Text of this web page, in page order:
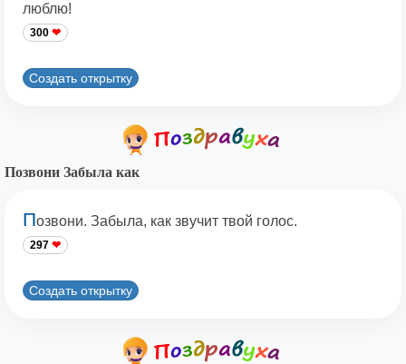
люблю!
300
Создать открытку
Позвони Забыла как
Позвони. Забыла, как звучит твой голос.
297
Создать открытку